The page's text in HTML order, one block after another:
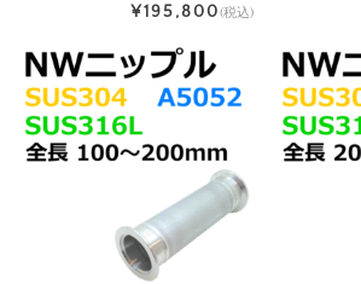
¥195,800(税込)